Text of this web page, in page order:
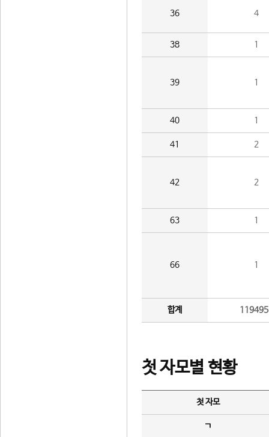
36 4
38 1
39 1
40 1
41 2
42 2
63 1
66 1
합계
첫 자모별 현황
첫 자모
ㄱ